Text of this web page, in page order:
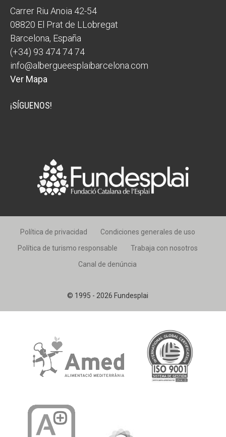
Carrer Riu Anoia 42-54
08820 El Prat de LLobregat
Barcelona, España
(+34) 93 474 74 74
info@albergueesplaibarcelona.com
Ver Mapa
¡SÍGUENOS!
© 1995 - 2026 Fundesplai
Política de privacidad
Condiciones generales de uso
Política de turismo responsable
Trabaja con nosotros
Canal de denúncia